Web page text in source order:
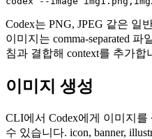
Codex는 PNG, JPEG 같은 일
이미지는 comma-separated
침과 결합해 context를 추가합
이미지 생성
CLI에서 Codex에게 이미지
수 있습니다. icon, banner,